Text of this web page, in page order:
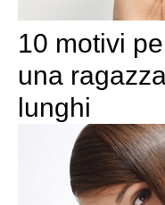
10 motivi
una
lunghi